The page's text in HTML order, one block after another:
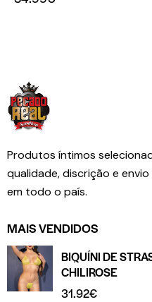
Produtos íntimos
qualidade, discrição e
em todo o país.
MAIS VENDIDOS
BIQUÍNI DE
CHILIROSE
31.92€